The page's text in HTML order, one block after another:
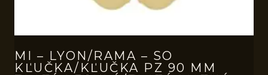
MI – LYON/RAMA – SO
KĽUČKA/KĽUČKA PZ 90 MM